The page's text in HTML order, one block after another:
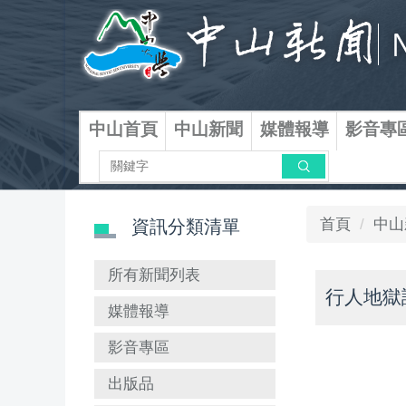
區
中山首頁 中山新聞 媒體報導 影音專
搜尋
資訊分類清單
所有新聞列表
媒體報導
影音專區
出版品
首頁 中
行人地